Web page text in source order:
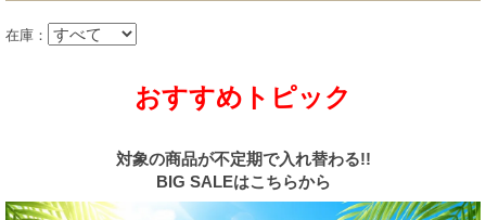
在庫：
おすすめトピック
対象の商品が不定期で入れ替わる!!
BIG SALEはこちらから